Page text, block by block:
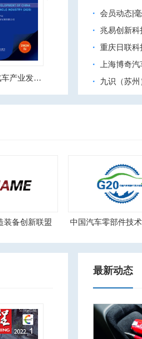
《中国智能网联汽车产业发展报告》
会员动态|
兆易创新
重庆日联
上海博奇
九识（苏
装备创新联盟 中国汽车零部件技
最新动态